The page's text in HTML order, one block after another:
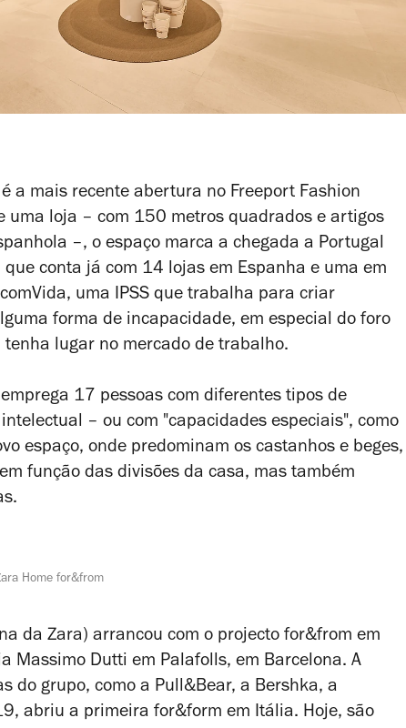
a mais recente abertura no Freeport Fashion
uma loja – com 150 metros quadrados e artigos
–, o espaço marca a chegada a Portugal
conta já com 14 lojas em Espanha e uma em
uma IPSS que trabalha para criar
forma de incapacidade, em especial do foro
lugar no mercado de trabalho.
17 pessoas com diferentes tipos de
– ou com "capacidades especiais", como
espaço, onde predominam os castanhos e beges,
função das divisões da casa, mas também
Home for&from
da Zara) arrancou com o projecto for&from em
Massimo Dutti em Palafolls, em Barcelona. A
do grupo, como a Pull&Bear, a Bershka, a
abriu a primeira for&form em Itália. Hoje, são